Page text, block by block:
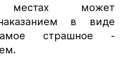
местах может
в виде
страшное -